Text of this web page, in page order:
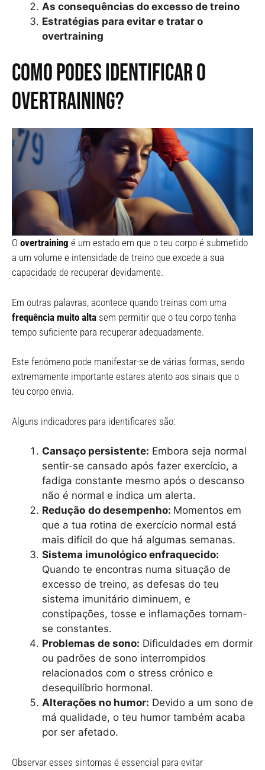
As consequências do excesso de treino
Estratégias para evitar e tratar o
overtraining
Como podes identificar o
overtraining?
O overtraining é um estado em que o teu corpo é submetido
a um volume e intensidade de treino que excede a sua
capacidade de recuperar devidamente.
Em outras palavras, acontece quando treinas com uma
frequência muito alta sem permitir que o teu corpo tenha
tempo suficiente para recuperar adequadamente.
Este fenómeno pode manifestar-se de várias formas, sendo
extremamente importante estares atento aos sinais que o
teu corpo envia.
Alguns indicadores para identificares são:
Cansaço persistente: Embora seja normal
sentir-se cansado após fazer exercício, a
fadiga constante mesmo após o descanso
não é normal e indica um alerta.
Redução do desempenho: Momentos em
que a tua rotina de exercício normal está
mais difícil do que há algumas semanas.
Sistema imunológico enfraquecido:
Quando te encontras numa situação de
excesso de treino, as defesas do teu
sistema imunitário diminuem, e
constipações, tosse e inflamações tornam-
se constantes.
Problemas de sono: Dificuldades em dormir
ou padrões de sono interrompidos
relacionados com o stress crónico e
desequilíbrio hormonal.
Alterações no humor: Devido a um sono de
má qualidade, o teu humor também acaba
por ser afetado.
Observar esses sintomas é essencial para evitar